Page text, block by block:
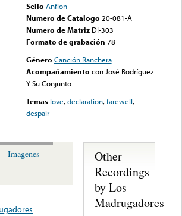
Sello Anfion
Numero de Catalogo 20-081-A
Numero de Matriz DI-303
Formato de grabación 78
Género Canción Ranchera
Acompañamiento con José Rodríguez
Y Su Conjunto
Temas love,declaration,farewell,
despair
Imagenes
Other
Recordings
by Los
Madrugadores